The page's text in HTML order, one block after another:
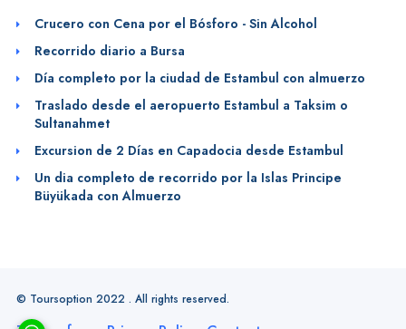
Crucero con Cena por el Bósforo - Sin Alcohol
Recorrido diario a Bursa
Día completo por la ciudad de Estambul con almuerzo
Traslado desde el aeropuerto Estambul a Taksim o
Sultanahmet
Excursion de 2 Días en Capadocia desde Estambul
Un dia completo de recorrido por la Islas Principe
Büyükada con Almuerzo
© Toursoption 2022 . All rights reserved.